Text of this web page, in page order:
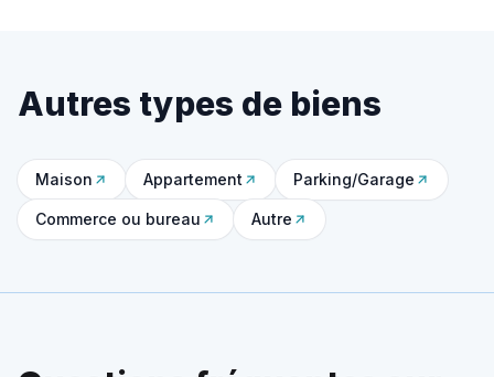
Autres types de biens
Maison Appartement Parking/Garage
Commerce ou bureau Autre